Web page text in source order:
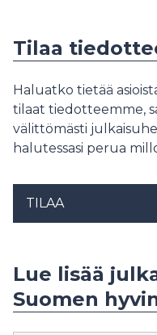
Tilaa
Haluatko tietää
tilaat tiedotteemme,
välittömästi
halutessasi perua
TILAA
Lue lisää
Suomen